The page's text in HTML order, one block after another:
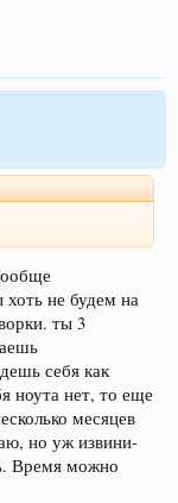
не будем на
ты 3
себя как
ноута нет, то еще
месяцев
но уж извини-
Время можно